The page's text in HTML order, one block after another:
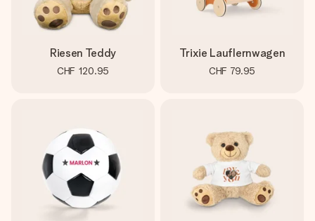
Riesen Teddy
CHF 120.95
Trixie Lauflernwagen
CHF 79.95